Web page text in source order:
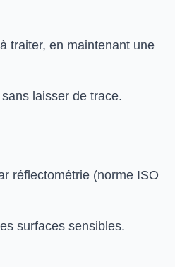
traiter, en maintenant une
laisser de trace.
réflectométrie (norme ISO
surfaces sensibles.